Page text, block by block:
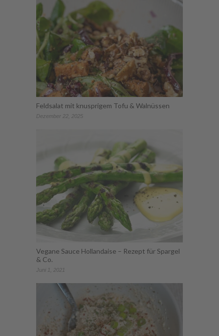
Feldsalat mit knusprigem Tofu & Walnüssen
Dezember 22, 2025
Vegane Sauce Hollandaise – Rezept für Spargel
& Co.
Juni 1, 2021